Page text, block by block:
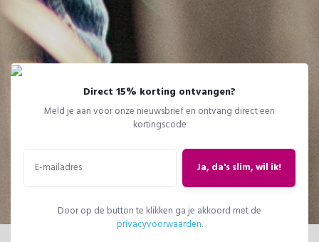
Direct 15% korting ontvangen?
Meld je aan voor onze nieuwsbrief en ontvang direct een
kortingscode
Ja, da's slim, wil ik!
Door op de button te klikken ga je akkoord met de
privacyvoorwaarden.